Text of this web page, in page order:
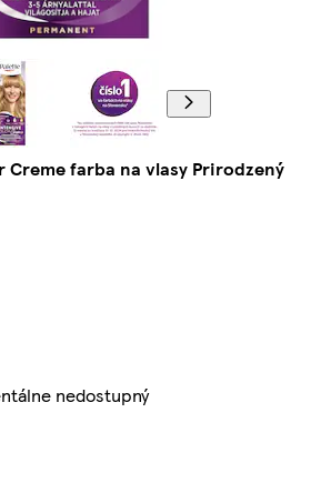
Creme farba na vlasy Prirodzený
nedostupný